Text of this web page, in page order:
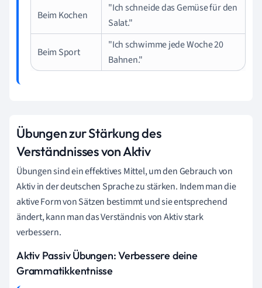
Beim Kochen
"Ich schneide das Gemüse für den
Salat."
Beim Sport
"Ich schwimme jede Woche 20
Bahnen."
Übungen zur Stärkung des
Verständnisses von Aktiv
Übungen sind ein effektives Mittel, um den Gebrauch von
Aktiv in der deutschen Sprache zu stärken. Indem man die
aktive Form von Sätzen bestimmt und sie entsprechend
ändert, kann man das Verständnis von Aktiv stark
verbessern.
Aktiv Passiv Übungen: Verbessere deine
Grammatikkentnisse